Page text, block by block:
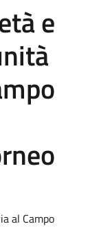
e
al Campo